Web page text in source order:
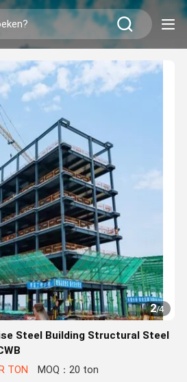
2/4
Steel Building Structural Steel
TON MOQ：20 ton